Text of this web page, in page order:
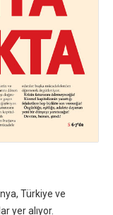
Türkiye ve
yer alıyor.